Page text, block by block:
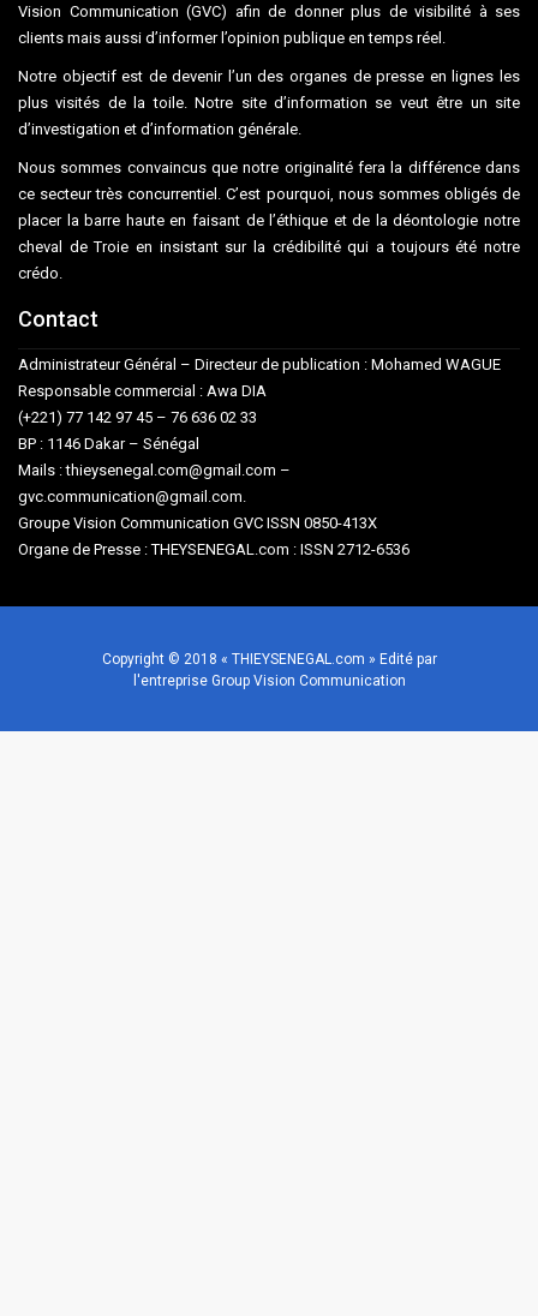
Vision Communication (GVC) afin de donner plus de visibilité à ses
clients mais aussi d’informer l’opinion publique en temps réel.
Notre objectif est de devenir l’un des organes de presse en lignes les
plus visités de la toile. Notre site d’information se veut être un site
d’investigation et d’information générale.
Nous sommes convaincus que notre originalité fera la différence dans
ce secteur très concurrentiel. C’est pourquoi, nous sommes obligés de
placer la barre haute en faisant de l’éthique et de la déontologie notre
cheval de Troie en insistant sur la crédibilité qui a toujours été notre
crédo.
Contact
Administrateur Général – Directeur de publication : Mohamed WAGUE
Responsable commercial : Awa DIA
(+221) 77 142 97 45 – 76 636 02 33
BP : 1146 Dakar – Sénégal
Mails : thieysenegal.com@gmail.com –
gvc.communication@gmail.com.
Groupe Vision Communication GVC ISSN 0850-413X
Organe de Presse : THEYSENEGAL.com : ISSN 2712-6536
Copyright © 2018 « THIEYSENEGAL.com » Edité par
l'entreprise Group Vision Communication